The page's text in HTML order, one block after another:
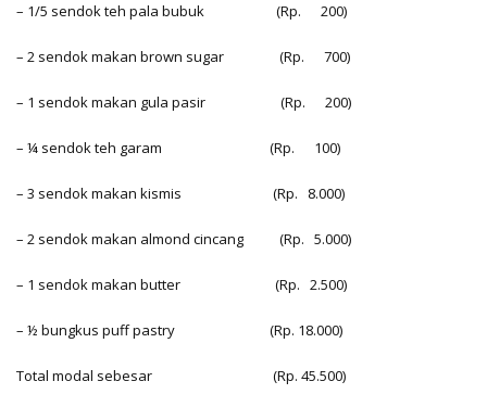
– 1/5 sendok teh pala bubuk (Rp. 200)
– 2 sendok makan brown sugar (Rp. 700)
– 1 sendok makan gula pasir (Rp. 200)
– ¼ sendok teh garam (Rp. 100)
– 3 sendok makan kismis (Rp. 8.000)
– 2 sendok makan almond cincang (Rp. 5.000)
– 1 sendok makan butter (Rp. 2.500)
– ½ bungkus puff pastry (Rp. 18.000)
Total modal sebesar (Rp. 45.500)